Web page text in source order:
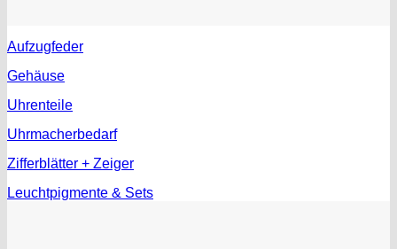
Aufzugfeder
Gehäuse
Uhrenteile
Uhrmacherbedarf
Zifferblätter + Zeiger
Leuchtpigmente & Sets